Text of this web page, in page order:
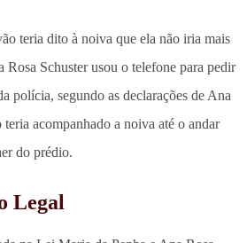
teria dito à noiva que ela não iria mais
Rosa Schuster usou o telefone para pedir
polícia, segundo as declarações de Ana
acompanhado a noiva até o andar
do prédio.
Legal